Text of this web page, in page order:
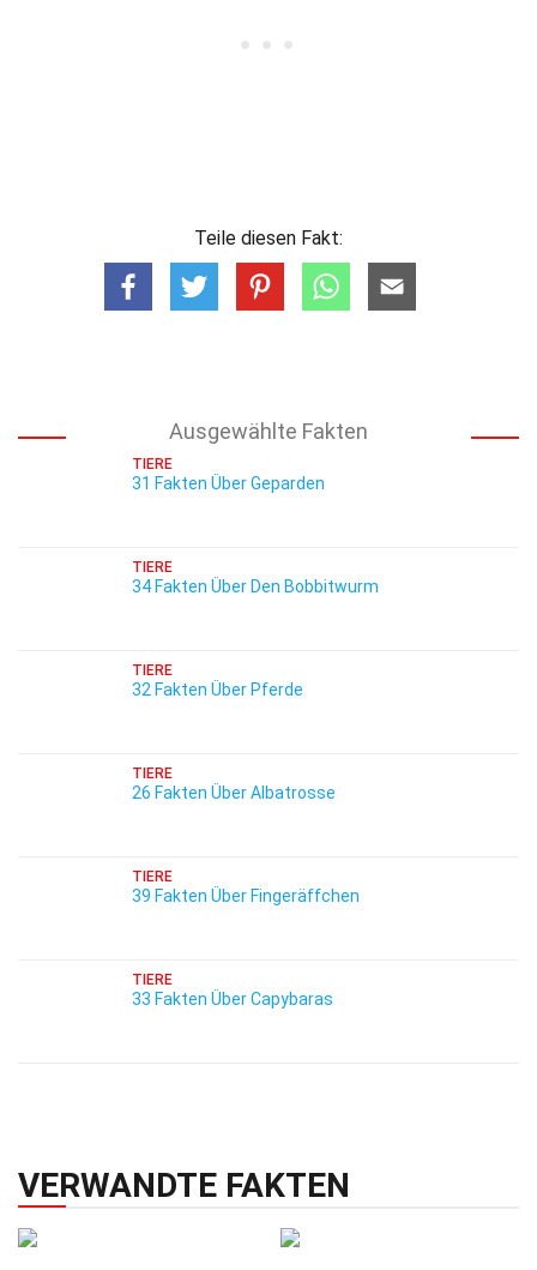
Teile diesen Fakt:
Ausgewählte Fakten
TIERE
31 Fakten Über Geparden
TIERE
34 Fakten Über Den Bobbitwurm
TIERE
32 Fakten Über Pferde
TIERE
26 Fakten Über Albatrosse
TIERE
39 Fakten Über Fingeräffchen
TIERE
33 Fakten Über Capybaras
VERWANDTE FAKTEN